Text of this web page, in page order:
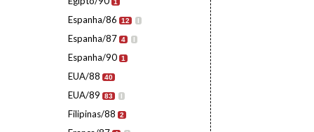
1
Espanha/86 12 I
Espanha/87 4 I
Espanha/90 1
EUA/88 40
EUA/89 83 I
Filipinas/88 2